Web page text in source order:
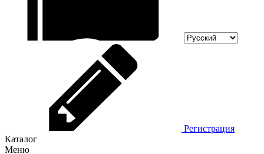
Регистрация
Каталог
Меню